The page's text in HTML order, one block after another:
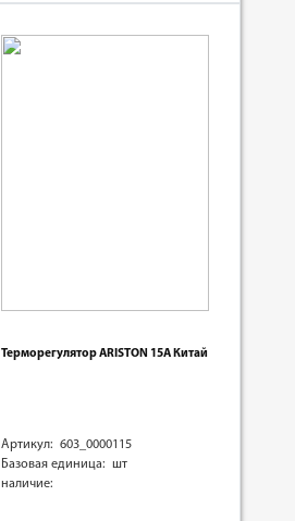
Терморегулятор ARISTON 15А Китай
Артикул: 603_0000115
Базовая единица: шт
наличие: